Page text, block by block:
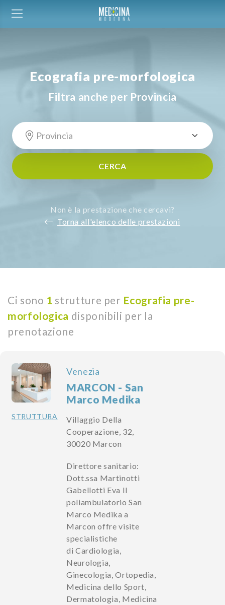
Ecografia pre-morfologica
Filtra anche per Provincia
CERCA
Non è la prestazione che cercavi?
Torna all'elenco delle prestazioni
Ci sono 1 strutture per Ecografia pre-
morfologica disponibili per la
prenotazione
STRUTTURA
Venezia
MARCON - San
Marco Medika
Villaggio Della
Cooperazione, 32,
30020 Marcon
Direttore sanitario:
Dott.ssa Martinotti
Gabellotti Eva Il
poliambulatorio San
Marco Medika a
Marcon offre visite
specialistiche
di Cardiologia,
Neurologia,
Ginecologia, Ortopedia,
Medicina dello Sport,
Dermatologia, Medicina